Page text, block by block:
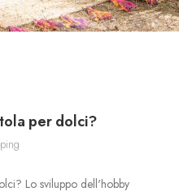
per dolci?
Lo sviluppo dell'hobby